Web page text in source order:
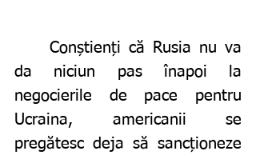
da niciun pas înapoi la
negocierile de pace pentru
Ucraina, americanii se
pregătesc deja să sancționeze